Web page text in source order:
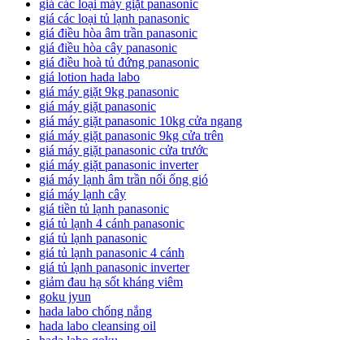
giá các loại máy giặt panasonic
giá các loại tủ lạnh panasonic
giá điều hòa âm trần panasonic
giá điều hòa cây panasonic
giá điều hoà tủ đứng panasonic
giá lotion hada labo
giá máy giặt 9kg panasonic
giá máy giặt panasonic
giá máy giặt panasonic 10kg cửa ngang
giá máy giặt panasonic 9kg cửa trên
giá máy giặt panasonic cửa trước
giá máy giặt panasonic inverter
giá máy lạnh âm trần nối ống gió
giá máy lạnh cây
giá tiền tủ lạnh panasonic
giá tủ lạnh 4 cánh panasonic
giá tủ lạnh panasonic
giá tủ lạnh panasonic 4 cánh
giá tủ lạnh panasonic inverter
giảm đau hạ sốt kháng viêm
goku jyun
hada labo chống nắng
hada labo cleansing oil